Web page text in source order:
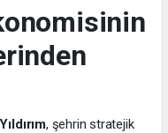
, şehrin stratejik